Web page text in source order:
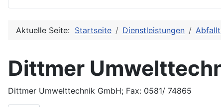
Aktuelle Seite: Startseite Dienstleistungen
Dittmer
Dittmer Umwelttechnik GmbH; Fax: 0581/ 74865